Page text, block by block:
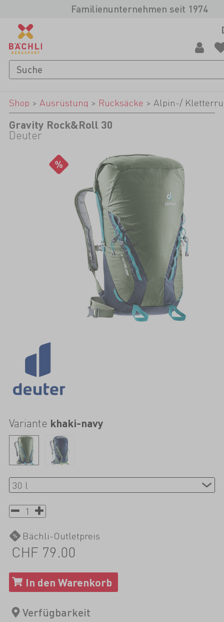
Familienunternehmen seit 1974
Shop > Ausrüstung > Rucksäcke > Alpin-/
Gravity Rock&Roll 30
Deuter
Variante khaki-navy
Bächli-Outletpreis
CHF 79.00